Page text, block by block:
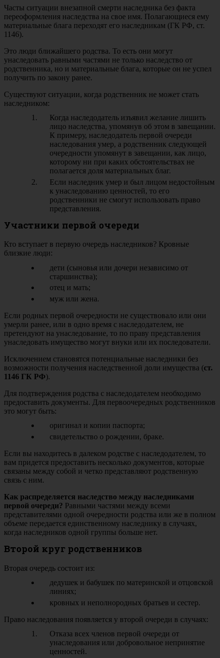
Часты ситуации внезапной смерти наследника без факта
переоформления наследства на свое имя. Полагающиеся ему
материальные блага переходят его наследникам (ГК РФ, ст.
1146).
Это люди ближайшего родства. То есть они могут
унаследовать равными частями не только наследство от
родственника, но и материальные блага, которые он не успел
получить по закону ранее.
Существуют ситуации, когда родственник не может стать
наследником:
Когда наследодатель изъявил желание лишить
лицо наследства, упомянув об этом в завещании.
К примеру, наследодатель первой очереди
наследования умер, а родственник следующей
очередности упомянут в завещании, как лицо,
которому ни при каких обстоятельствах не
полагается доля материальных благ.
Если наследник умер и был лицом недостойным
к унаследованию ценностей, то его
родственники не смогут использовать право
представления.
Участники первой очереди
Кто вступает в первую очередь наследников? Кровные
близкие люди:
дети (сыновья или дочери независимо от
старшинства);
отец и мать;
муж или жена.
Если родных первой очередности не существовало или они
умерли ранее, или в одно время с наследодателем, не
претендуют на унаследование, то по праву представления
унаследовать имущество могут внуки или их последователи.
Исключением становятся потенциальные наследники без
возможности получения наследственной доли имущества (ст.
1146 ГК РФ).
Для подтверждения родства с наследодателем необходимо
предоставить документы. Для первоочередных родственников
это могут быть:
оригинал и копии паспорта;
свидетельство о рождении, браке.
Если вы находитесь в далеком родстве с наследодателем, то
вам придется предоставить несколько документов, которые
связаны между собой и четко представляют родственную
связь с ним.
Как распределяется наследство между наследниками
первой очереди? Равными частями между всеми
представителями одной очередности родства или же в полном
объеме передается единственному наследнику в случаях,
когда наследников одной группы больше нет.
Второй круг родственников
Вторая очередь состоит из:
дедушек и бабушек по материнской и отцовской
линиях;
кровных и неполнородных братьев и сестер.
Право наследования появляется у второй очереди в случаях:
Отказа всех членов первой очереди от
унаследования или добровольное непринятие
ценностей.